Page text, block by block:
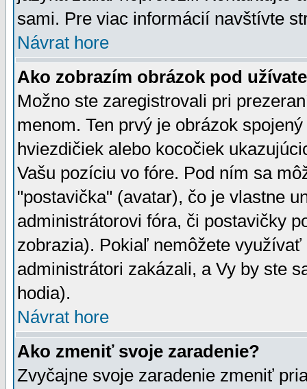
sami. Pre viac informácií navštívte
Návrat hore
Ako zobrazím obrázok pod
Možno ste zaregistrovali pri
menom. Ten prvý je obrázok
hviezdičiek alebo kocočiek
Vašu pozíciu vo fóre. Pod ním sa
"postavička" (avatar), čo je vlastne
administrátorovi fóra, či postavičky
zobrazia). Pokiaľ nemôžete
administrátori zakázali, a Vy by ste
hodia).
Návrat hore
Ako zmeniť svoje zaradenie?
Zvyčajne svoje zaradenie zmeniť